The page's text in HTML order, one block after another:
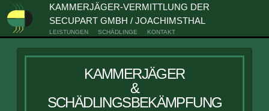
KAMMERJÄGER-VERMITTLUNG DER
SECUPART GMBH / JOACHIMSTHAL
LEISTUNGEN SCHÄDLINGE KONTAKT
KAMMERJÄGER
&
SCHÄDLINGSBEKÄMPFUNG